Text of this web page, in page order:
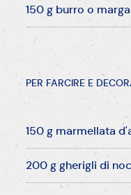
150 g burro o
PER FARCIRE E
150 g marmellata
200 g gherigli di